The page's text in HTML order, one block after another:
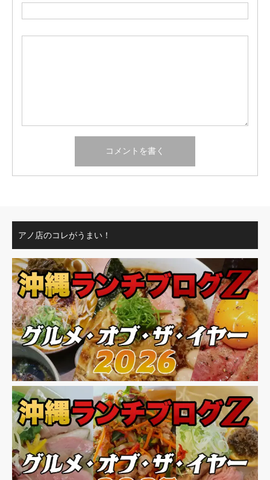
アノ店のコレがうまい！